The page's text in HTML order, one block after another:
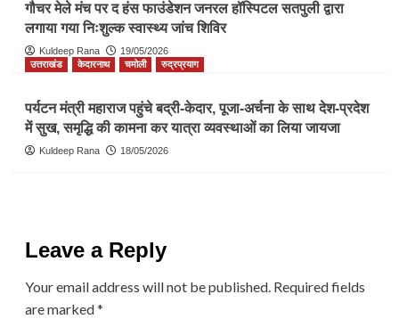
गौचर मेले मंच पर द हंस फाउंडेशन जनरल हॉस्पिटल सतपुली द्वारा
लगाया गया निःशुल्क स्वास्थ्य जांच शिविर
Kuldeep Rana
19/05/2026
उत्तराखंड
केदारनाथ चमोली रुद्रप्रयाग
पर्यटन मंत्री महाराज पहुंचे बद्री-केदार, पूजा-अर्चना के साथ देश-प्रदेश
में सुख, समृद्धि की कामना कर यात्रा व्यवस्थाओं का लिया जायजा
Kuldeep Rana 18/05/2026
Leave a Reply
Your email address will not be published. Required fields
are marked*